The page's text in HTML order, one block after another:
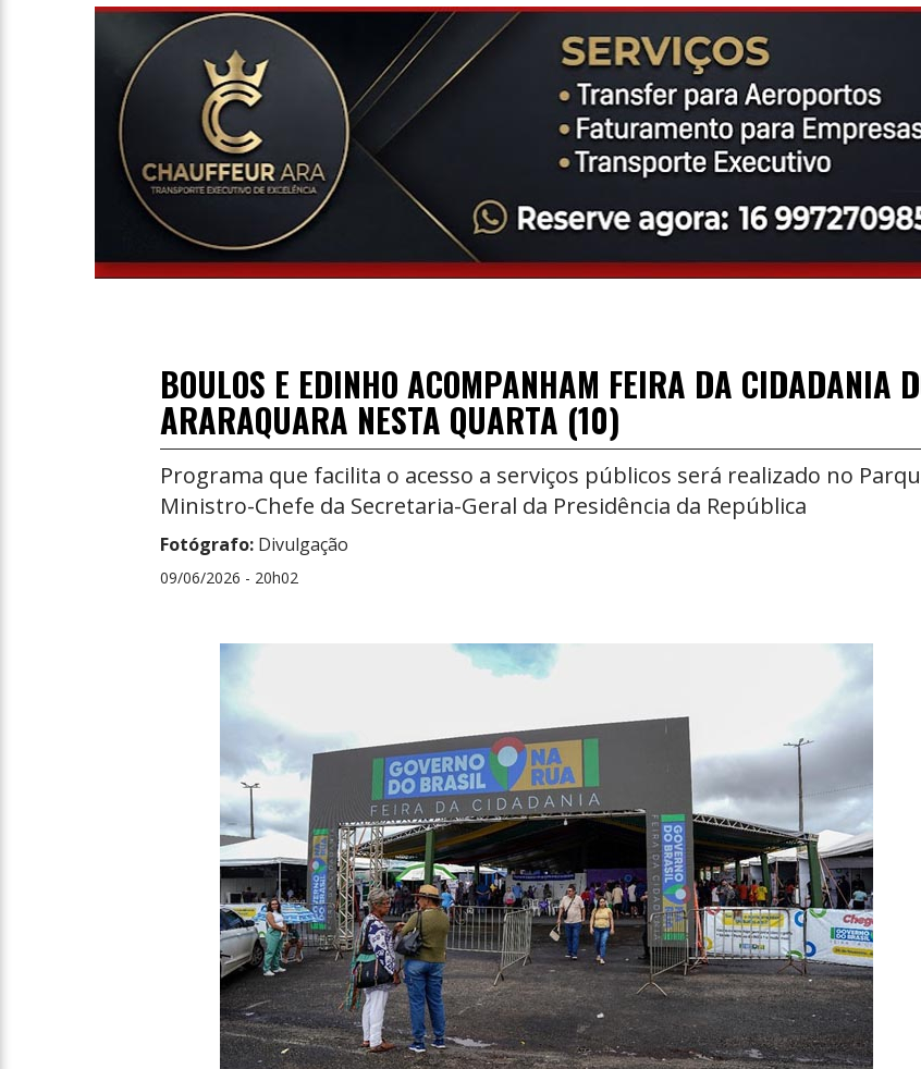
Entrevista
Entretenimento
BOULOS E EDINHO ACOMPANHAM FEIRA DA CIDADANIA
ARARAQUARA NESTA QUARTA (10)
Programa que facilita o acesso a serviços públicos será realizado no
Ministro-Chefe da Secretaria-Geral da Presidência da República
Fotógrafo: Divulgação
09/06/2026 - 20h02